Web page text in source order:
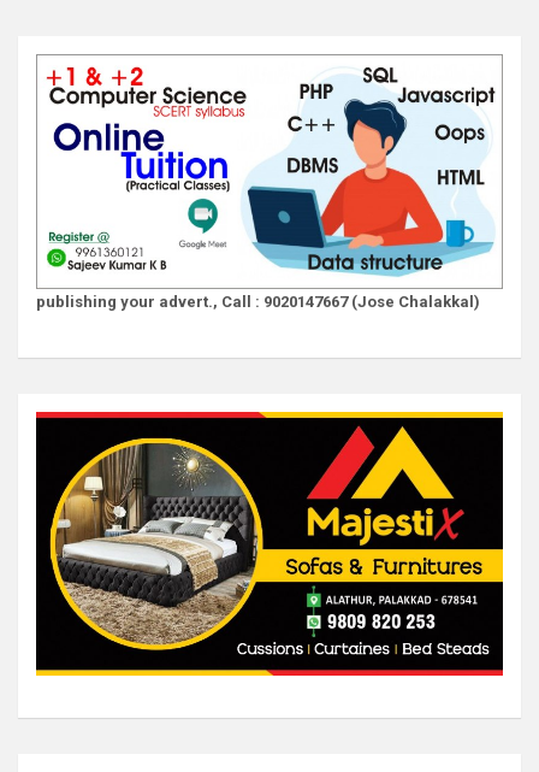
publishing your advert., Call : 9020147667 (Jose Chalakkal)